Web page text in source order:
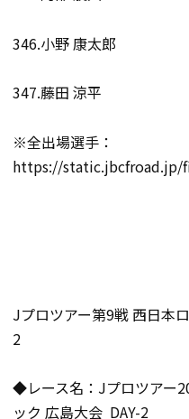
346.小野 康太郎
347.藤田 涼平
※全出場選手：
https://static.jbcfroad.jp/
Jプロツアー第9戦 西日本
2
◆レース名：Jプロツアー
ック 広島大会 DAY-2